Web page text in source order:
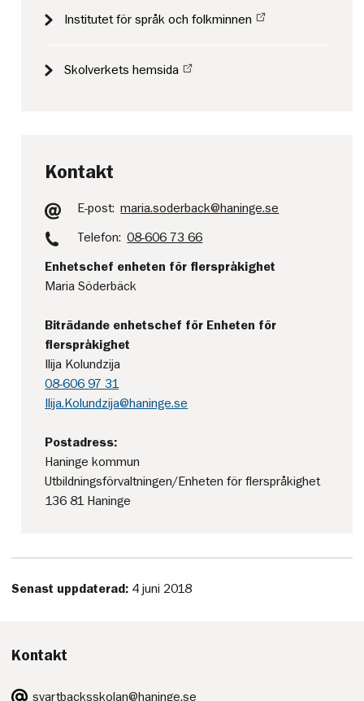
Institutet för språk och folkminnen
Skolverkets hemsida
Kontakt
E-post: maria.soderback@haninge.se
Telefon: 08-606 73 66
Enhetschef enheten för flerspråkighet
Maria Söderbäck
Biträdande enhetschef för Enheten för
flerspråkighet
Ilija Kolundzija
08-606 97 31
Ilija.Kolundzija@haninge.se
Postadress:
Haninge kommun
Utbildningsförvaltningen/Enheten för flerspråkighet
136 81 Haninge
Senast uppdaterad: 4 juni 2018
Kontakt
E-
svartbacksskolan@haninge.se